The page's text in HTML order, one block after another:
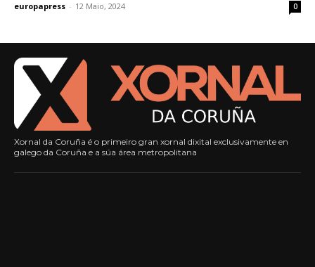
europapress - 12 Maio, 2024 0
Xornal da Coruña é o primeiro gran xornal dixital exclusivamente en
galego da Coruña e a súa área metropolitana